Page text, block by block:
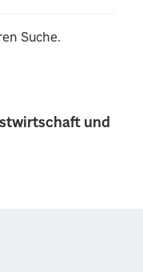
und
Suche.